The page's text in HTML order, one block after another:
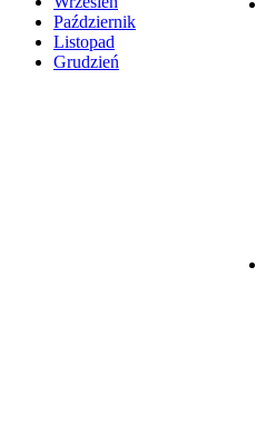
Październik
Listopad
Grudzień